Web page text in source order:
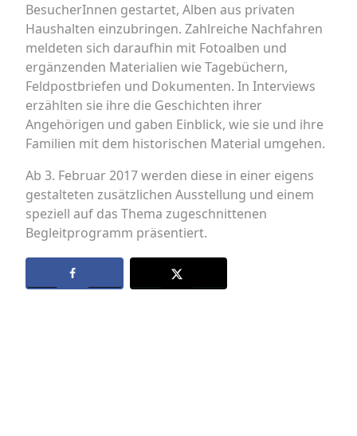
BesucherInnen gestartet, Alben aus privaten
Haushalten einzubringen. Zahlreiche Nachfahren
meldeten sich daraufhin mit Fotoalben und
ergänzenden Materialien wie Tagebüchern,
Feldpostbriefen und Dokumenten. In Interviews
erzählten sie ihre die Geschichten ihrer
Angehörigen und gaben Einblick, wie sie und ihre
Familien mit dem historischen Material umgehen.
Ab 3. Februar 2017 werden diese in einer eigens
gestalteten zusätzlichen Ausstellung und einem
speziell auf das Thema zugeschnittenen
Begleitprogramm präsentiert.